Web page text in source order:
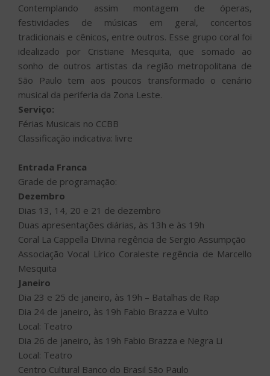
Contemplando assim montagem de óperas,
festividades de músicas em geral, concertos
tradicionais e cênicos, entre outros. Esse grupo coral foi
idealizado por Cristiane Mesquita, que somado ao
sonho de outros artistas da região metropolitana de
São Paulo tem aos poucos transformado o cenário
musical da periferia da Zona Leste.
Serviço:
Férias Musicais no CCBB
Classificação indicativa: livre
Entrada Franca
Grade de programação:
Dezembro
Dias 13, 14, 20 e 21 de dezembro
Duas apresentações diárias, às 13h e às 19h
Coral La Cappella Divina regência de Sergio Assumpção
Associação Vocal Lírico Coraleste regência de Marcello
Mesquita
Janeiro
Dia 23 e 25 de janeiro, às 19h – Batalhas de Rap
Dia 24 de janeiro, às 19h Fabio Brazza e Vulto
Local: Teatro
Dia 26 de janeiro, às 19h Fabio Brazza e Negra Li
Local: Teatro
Centro Cultural Banco do Brasil São Paulo